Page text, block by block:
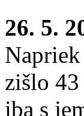
26. 5.
zišlo
iba s